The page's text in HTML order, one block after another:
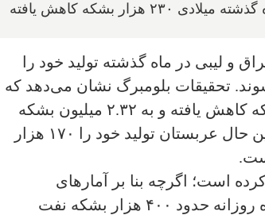
بشکه کاهش یافته
لیبی در ماه گذشته تولید خود را
شوند. تحقیقات بلومبرگ نشان می‌دهد که
تولید روزانه نفت ایران در ماه گذشته میلادی ۲۳۰ هزار بشکه کاهش یافته و به ۲.۳۲ میلیون بشکه
افت کرده که کمترین میزان از سال ۱۹۹۰ است. اما در همین حال عربستان تولید خود را ۱۷۰ هزار
است؛ اگرچه بنا بر آمارهای
شرکت‌های ردیابی نفتکش‌ها، جمهوری اسلامی در همین ماه روزانه حدود ۴۰۰ هزار بشکه نفت